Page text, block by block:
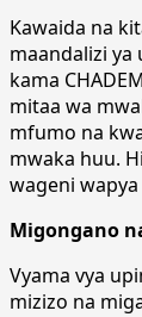
Kawaida na
maandalizi ya
kama
mitaa wa
mfumo na
mwaka huu.
wageni
Migongano
Vyama vya
mizizo na